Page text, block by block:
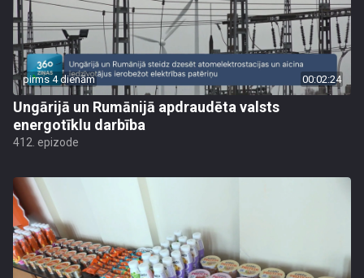
pirms 4 dienām 00:02:24
Ungārijā un Rumānijā apdraudēta valsts
energotīklu darbība
412. epizode